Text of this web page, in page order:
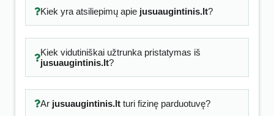
Kiek yra atsiliepimų apie jusuaugintinis.lt?
Kiek vidutiniškai užtrunka pristatymas iš
jusuaugintinis.lt?
Ar jusuaugintinis.ltturi fizinę parduotuvę?